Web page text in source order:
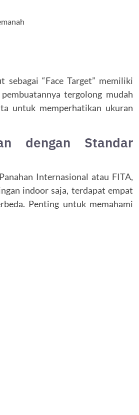
“Face Target” memiliki
tergolong mudah
untuk memperhatikan ukuran
dengan Standar
Internasional atau FITA,
indoor saja, terdapat empat
Penting untuk memahami